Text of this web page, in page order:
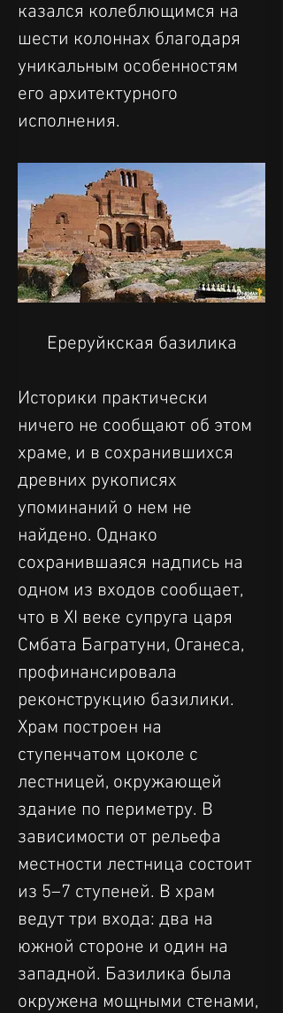
казался колеблющимся на
шести колоннах благодаря
уникальным особенностям
его архитектурного
исполнения.
Ереруйкская базилика
Историки практически
ничего не сообщают об этом
храме, и в сохранившихся
древних рукописях
упоминаний о нем не
найдено. Однако
сохранившаяся надпись на
одном из входов сообщает,
что в XI веке супруга царя
Смбата Багратуни, Оганеса,
профинансировала
реконструкцию базилики.
Храм построен на
ступенчатом цоколе с
лестницей, окружающей
здание по периметру. В
зависимости от рельефа
местности лестница состоит
из 5–7 ступеней. В храм
ведут три входа: два на
южной стороне и один на
западной. Базилика была
окружена мощными стенами,